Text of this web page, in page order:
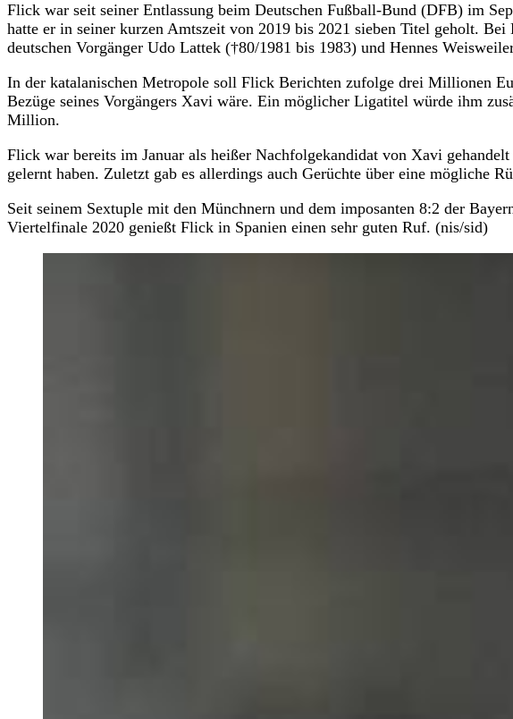
Flick war seit seiner Entlassung beim Deutschen Fußball-Bund (DFB) im
hatte er in seiner kurzen Amtszeit von 2019 bis 2021 sieben Titel geholt.
deutschen Vorgänger Udo Lattek (†80/1981 bis 1983) und Hennes
In der katalanischen Metropole soll Flick Berichten zufolge drei Millionen
Bezüge seines Vorgängers Xavi wäre. Ein möglicher Ligatitel würde ihm
Million.
Flick war bereits im Januar als heißer Nachfolgekandidat von Xavi
gelernt haben. Zuletzt gab es allerdings auch Gerüchte über eine mögliche
Seit seinem Sextuple mit den Münchnern und dem imposanten 8:2 der
Viertelfinale 2020 genießt Flick in Spanien einen sehr guten Ruf. (nis/sid)